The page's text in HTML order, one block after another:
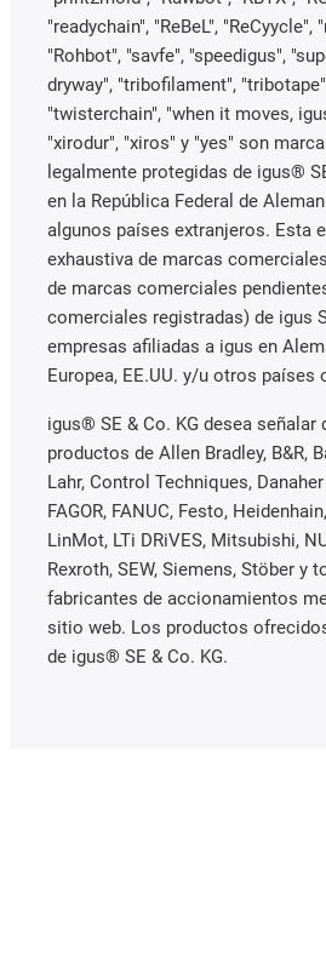
"readychain", "ReBeL", "ReCyycle",
"Rohbot", "savfe", "speedigus",
dryway", "tribofilament",
"twisterchain", "when it moves,
"xirodur", "xiros" y "yes" son
legalmente protegidas de igus®
en la República Federal de
algunos países extranjeros. Esta
exhaustiva de marcas
de marcas comerciales
comerciales registradas) de igus
empresas afiliadas a igus en
Europea, EE.UU. y/u otros países
igus® SE & Co. KG desea señalar
productos de Allen Bradley, B&R,
Lahr, Control Techniques,
FAGOR, FANUC, Festo,
LinMot, LTi DRiVES, Mitsubishi,
Rexroth, SEW, Siemens, Stöber y
fabricantes de accionamientos
sitio web. Los productos
de igus® SE & Co. KG.